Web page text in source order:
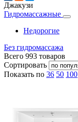
Джакузи
Гидромассажные
Недорогие
Без гидромассажа
Всего 993 товаров
Сортировать
Показать по 36 50 100